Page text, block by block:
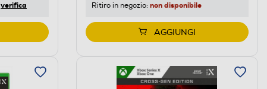
verifica Ritiro in negozio: non disponibile
AGGIUNGI